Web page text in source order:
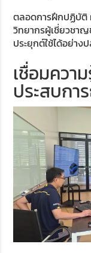
ตลอดการฝึกปฏิบัติ
วิทยากรผู้เชี่ยวชาญ
ประยุกต์ใช้ได้อย่าง
เชื่อมควา
ประสบกา